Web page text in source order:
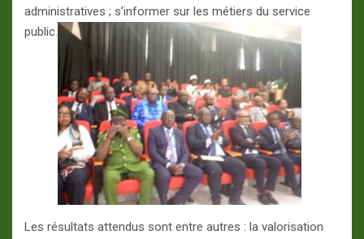
administratives ; s’informer sur les métiers du service
public.
Les résultats attendus sont entre autres : la valorisation